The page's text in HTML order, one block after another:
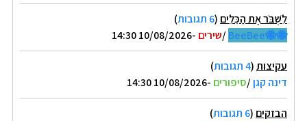
לִשְׁבֹּר אֶת הַכֵּלִים (6 תגובות
)
🐝🐝BeeBee
/שירים -10/08/2026 14:30
עקיצות(4 תגובות
)
דינה קגן/סיפורים -10/08/2026 14:30
הבזקים (6 תגובות
)